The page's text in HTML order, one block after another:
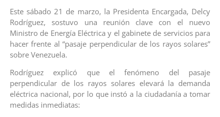
​Este sábado 21 de marzo, la Presidenta Encargada, Delcy
Rodríguez, sostuvo una reunión clave con el nuevo
Ministro de Energía Eléctrica y el gabinete de servicios para
hacer frente al “pasaje perpendicular de los rayos solares”
sobre Venezuela.
Rodríguez explicó que el fenómeno del pasaje
perpendicular de los rayos solares elevará la demanda
eléctrica nacional, por lo que instó a la ciudadanía a tomar
medidas inmediatas: